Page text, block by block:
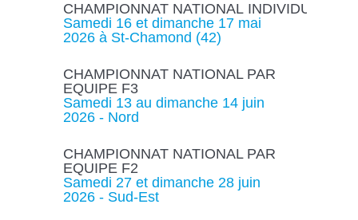
CHAMPIONNAT NATIONAL INDIVIDUEL
Samedi 16 et dimanche 17 mai
2026 à St-Chamond (42)
CHAMPIONNAT NATIONAL PAR
EQUIPE F3
Samedi 13 au dimanche 14 juin
2026 - Nord
CHAMPIONNAT NATIONAL PAR
EQUIPE F2
Samedi 27 et dimanche 28 juin
2026 - Sud-Est